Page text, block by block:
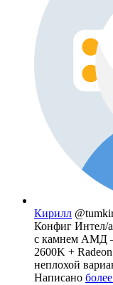
Кирилл
Конфиг Интел/
с камнем АМД
2600K +
неплохой
Написано